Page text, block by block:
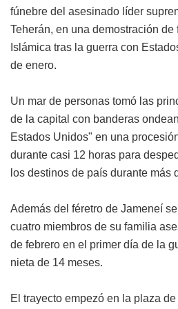
fúnebre del asesinado líder
Teherán, en una demostración
Islámica tras la guerra con
de enero.
Un mar de personas tomó las
de la capital con banderas
Estados Unidos" en una
durante casi 12 horas para
los destinos de país durante más
Además del féretro de Jameneí
cuatro miembros de su familia
de febrero en el primer día de la
nieta de 14 meses.
El trayecto empezó en la plaza